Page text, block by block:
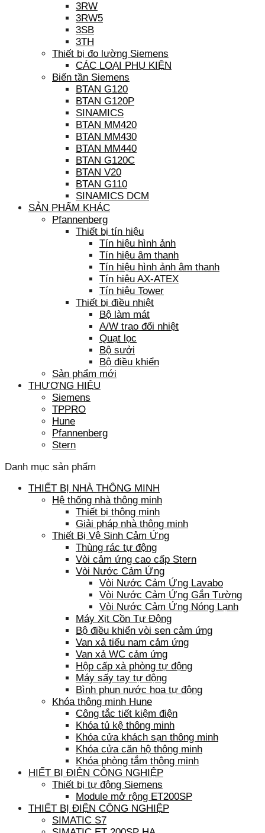
3RW
3RW5
3SB
3TH
Thiết bị đo lường Siemens
CÁC LOẠI PHỤ KIỆN
Biến tần Siemens
BTAN G120
BTAN G120P
SINAMICS
BTAN MM420
BTAN MM430
BTAN MM440
BTAN G120C
BTAN V20
BTAN G110
SINAMICS DCM
SẢN PHẨM KHÁC
Pfannenberg
Thiết bị tín hiệu
Tín hiệu hình ảnh
Tín hiệu âm thanh
Tín hiệu hình ảnh âm thanh
Tín hiệu AX-ATEX
Tín hiệu Tower
Thiết bị điều nhiệt
Bộ làm mát
A/W trao đổi nhiệt
Quạt lọc
Bộ sưởi
Bộ điều khiển
Sản phẩm mới
THƯƠNG HIỆU
Siemens
TPPRO
Hune
Pfannenberg
Stern
Danh mục sản phẩm
THIẾT BỊ NHÀ THÔNG MINH
Hệ thống nhà thông minh
Thiết bị thông minh
Giải pháp nhà thông minh
Thiết Bị Vệ Sinh Cảm Ứng
Thùng rác tự động
Vòi cảm ứng cao cấp Stern
Vòi Nước Cảm Ứng
Vòi Nước Cảm Ứng Lavabo
Vòi Nước Cảm Ứng Gắn Tường
Vòi Nước Cảm Ứng Nóng Lạnh
Máy Xịt Cồn Tự Động
Bộ điều khiển vòi sen cảm ứng
Van xả tiểu nam cảm ứng
Van xả WC cảm ứng
Hộp cấp xà phòng tự động
Máy sấy tay tự động
Bình phun nước hoa tự động
Khóa thông minh Hune
Công tắc tiết kiệm điện
Khóa tủ kệ thông minh
Khóa cửa khách sạn thông minh
Khóa cửa căn hộ thông minh
Khóa phòng tắm thông minh
HIẾT BỊ ĐIỆN CÔNG NGHIỆP
Thiết bị tự động Siemens
Module mở rộng ET200SP
THIẾT BỊ ĐIỆN CÔNG NGHIỆP
SIMATIC S7